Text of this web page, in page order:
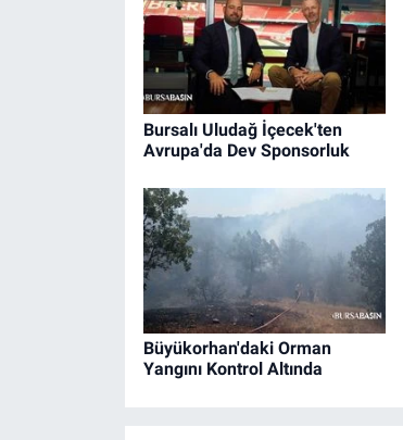
Bursalı Uludağ İçecek'ten
Avrupa'da Dev Sponsorluk
Büyükorhan'daki Orman
Yangını Kontrol Altında